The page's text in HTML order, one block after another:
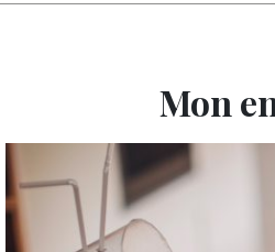
Mon